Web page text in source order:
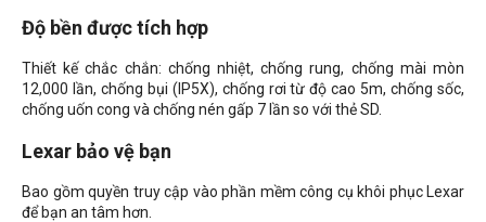
Độ bền được tích hợp
Thiết kế chắc chắn: chống nhiệt, chống rung, chống mài mòn
12,000 lần, chống bụi (IP5X), chống rơi từ độ cao 5m, chống sốc,
chống uốn cong và chống nén gấp 7 lần so với thẻ SD.
Lexar bảo vệ bạn
Bao gồm quyền truy cập vào phần mềm công cụ khôi phục Lexar
để bạn an tâm hơn.